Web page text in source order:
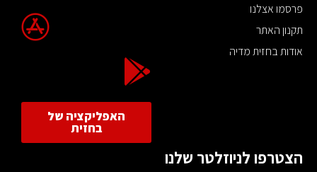
פרסמו אצלנו
תקנון האתר
אודות בחזית מדיה
האפליקציה של
בחזית
הצטרפו לניוזלטר שלנו